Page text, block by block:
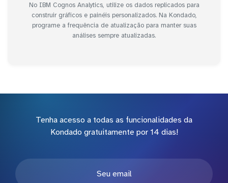
No IBM Cognos Analytics, utilize os dados replicados para
construir gráficos e painéis personalizados. Na Kondado,
programe a frequência de atualização para manter suas
análises sempre atualizadas.
Tenha acesso a todas as funcionalidades da
Kondado gratuitamente por 14 dias!